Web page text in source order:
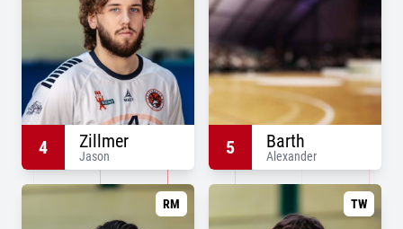
4 Zillmer
Jason 5 Barth
Alexander
RM TW